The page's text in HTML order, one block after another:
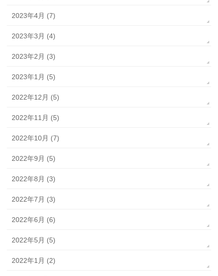
2023年4月 (7)
2023年3月 (4)
2023年2月 (3)
2023年1月 (5)
2022年12月 (5)
2022年11月 (5)
2022年10月 (7)
2022年9月 (5)
2022年8月 (3)
2022年7月 (3)
2022年6月 (6)
2022年5月 (5)
2022年1月 (2)